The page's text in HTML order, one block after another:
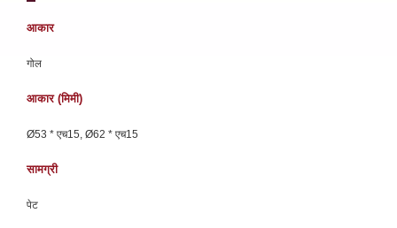
आकार
गोल
आकार (मिमी)
Ø53 * एच15, Ø62 * एच15
सामग्री
पेट